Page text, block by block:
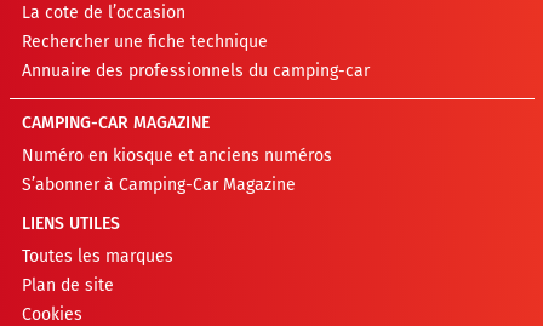
La cote de l’occasion
Rechercher une fiche technique
Annuaire des professionnels du camping-car
CAMPING-CAR MAGAZINE
Numéro en kiosque et anciens numéros
S’abonner à Camping-Car Magazine
LIENS UTILES
Toutes les marques
Plan de site
Cookies